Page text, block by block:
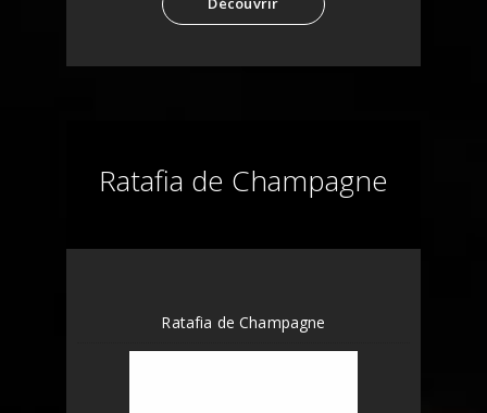
Ratafia de Champagne
Ratafia de Champagne